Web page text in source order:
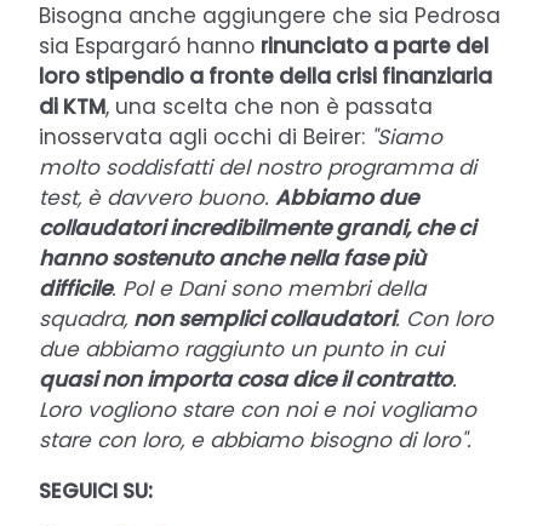
Bisogna anche aggiungere che sia Pedrosa
sia Espargaró hanno rinunciato a parte del
loro stipendio a fronte della crisi finanziaria
di KTM, una scelta che non è passata
inosservata agli occhi di Beirer: "Siamo
molto soddisfatti del nostro programma di
test, è davvero buono. Abbiamo due
collaudatori incredibilmente grandi, che ci
hanno sostenuto anche nella fase più
difficile. Pol e Dani sono membri della
squadra, non semplici collaudatori. Con loro
due abbiamo raggiunto un punto in cui
quasi non importa cosa dice il contratto.
Loro vogliono stare con noi e noi vogliamo
stare con loro, e abbiamo bisogno di loro".
SEGUICI SU: